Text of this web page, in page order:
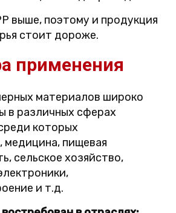
выше, поэтому и продукция
стоит дороже.
применения
материалов широко
в различных сферах
которых
медицина, пищевая
сельское хозяйство,
и т.д.